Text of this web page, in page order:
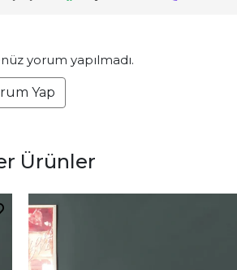
yorum yapılmadı.
Yap
Ürünler